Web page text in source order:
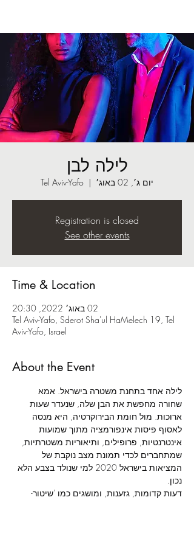
לילה לבן
יום ג׳, 02 באוג׳
  |
Tel Aviv-Yafo
Registration is closed
See other events
Time & Location
02 באוג׳ 2022, 20:30
Tel Aviv-Yafo, Sderot Sha'ul HaMelech 19, Tel
Aviv-Yafo, Israel
About the Event
לילה אחד בתחנת משטרה בישראל. אמא
שחורה מחפשת את הבן שלה, שנעדר שעות
ארוכות. מול חומת הבירוקרטיה, היא מנסה
לאסוף פיסות אינפורמציה מתוך שמועות
אינטרנטיות, פרופילים, ותיאוריות משטרתיות,
שמתחברים לכדי תמונת מצב נוקבת של
המציאות בישראל 2020 למי שנולד בצבע הלא
דעות קדומות, גזענות, ומושגים כמו 'שיטור-